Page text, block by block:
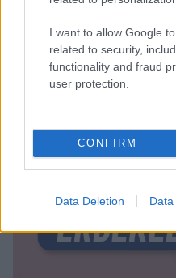
I want to allow Google
related to security,
functionality and fraud
user protection.
CONFIRM
Data Deletion Data